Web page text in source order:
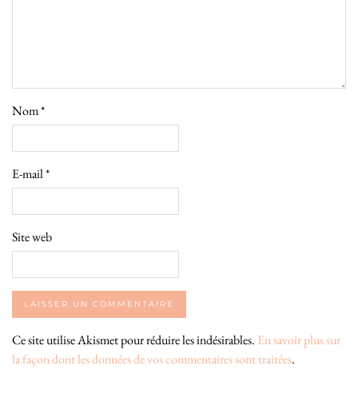
Nom*
E-mail*
Site web
Ce site utilise Akismet pour réduire les indésirables. En savoir plus sur
la façon dont les données de vos commentaires sont traitées.